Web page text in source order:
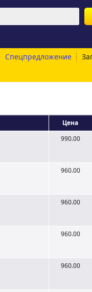
Спецпредложение
Цена
990.00
960.00
960.00
960.00
960.00